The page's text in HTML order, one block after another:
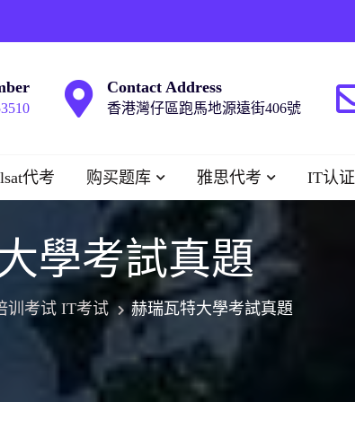
Contact Address
香港灣仔區跑馬地源遠街406號
lsat代考 购买题库 雅思代考 IT认证
學考試真題
训考试 IT考试 赫瑞瓦特大學考試真題